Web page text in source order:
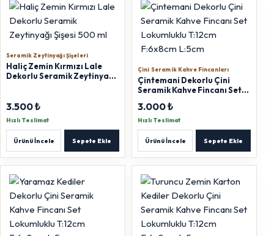
Seramik Zeytinyağı Şişeleri
Haliç Zemin Kırmızı Lale
Dekorlu Seramik Zeytinyağı
3.500 ₺
Hızlı Teslimat
Ürünü İncele Sepete Ekle
Çini Seramik Kahve Fincanları
Çintemani Dekorlu Çini
Seramik Kahve Fincanı Set
L:5cm
3.000 ₺
Hızlı Teslimat
Ürünü İncele Sepete Ekle